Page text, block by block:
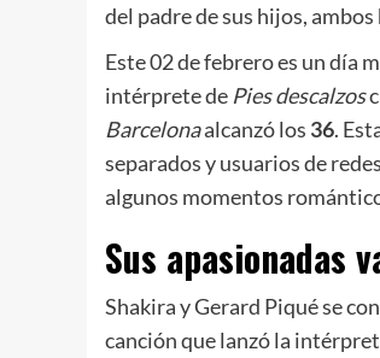
del padre de sus hijos,
Este 02 de febrero es un día
intérprete de Pies descalzos
Barcelonaalcanzó los 36.
separados y usuarios de
algunos momentos
Sus apasionadas
Shakira y Gerard Piqué se
canción que lanzó la